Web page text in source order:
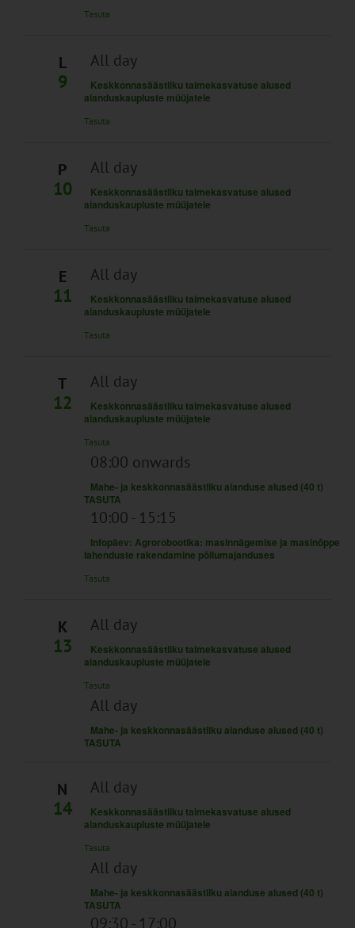
Tasuta
L
9
All day
Keskkonnasäästliku taimekasvatuse alused
aianduskaupluste müüjatele
Tasuta
P
10
All day
Keskkonnasäästliku taimekasvatuse alused
aianduskaupluste müüjatele
Tasuta
E
11
All day
Keskkonnasäästliku taimekasvatuse alused
aianduskaupluste müüjatele
Tasuta
T
12
All day
Keskkonnasäästliku taimekasvatuse alused
aianduskaupluste müüjatele
Tasuta
08:00 onwards
Mahe- ja keskkonnasäästliku aianduse alused (40 t)
TASUTA
10:00- 15:15
Infopäev: Agrorobootika: masinnägemise ja masinõppe
lahenduste rakendamine põllumajanduses
Tasuta
K
13
All day
Keskkonnasäästliku taimekasvatuse alused
aianduskaupluste müüjatele
Tasuta
All day
Mahe- ja keskkonnasäästliku aianduse alused (40 t)
TASUTA
N
14
All day
Keskkonnasäästliku taimekasvatuse alused
aianduskaupluste müüjatele
Tasuta
All day
Mahe- ja keskkonnasäästliku aianduse alused (40 t)
TASUTA
09:30- 17:00